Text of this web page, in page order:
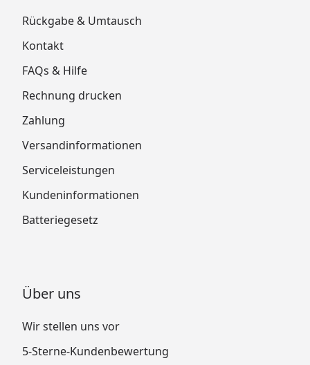
Rückgabe & Umtausch
Kontakt
FAQs & Hilfe
Rechnung drucken
Zahlung
Versandinformationen
Serviceleistungen
Kundeninformationen
Batteriegesetz
Über uns
Wir stellen uns vor
5-Sterne-Kundenbewertung